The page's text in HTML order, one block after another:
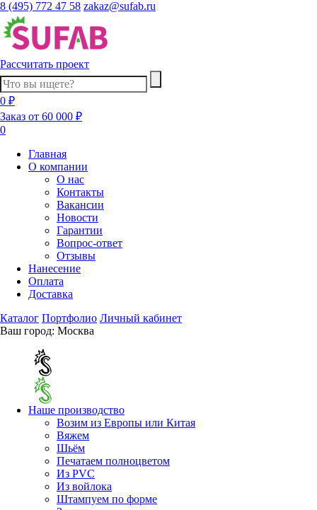
8 (495) 772 47 58 zakaz@sufab.ru
Рассчитать проект
0 ₽
Заказ от 60 000 ₽
0
Главная
О компании
О нас
Контакты
Вакансии
Новости
Гарантии
Вопрос-ответ
Отзывы
Нанесение
Оплата
Доставка
Каталог Портфолио Личный кабинет
Ваш город: Москва
Наше производство
Возим из Европы или Китая
Вяжем
Шьём
Печатаем полноцветом
Из PVC
Из войлока
Штампуем по форме